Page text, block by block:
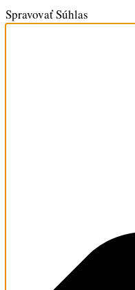
Spravovať Súhlas